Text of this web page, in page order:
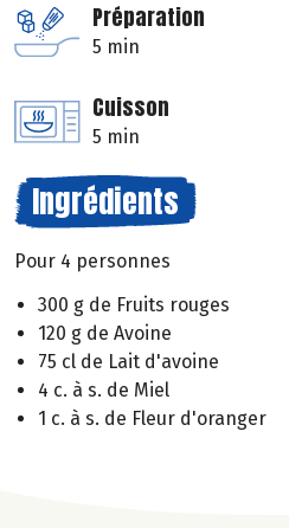
Préparation
5 min
Cuisson
5 min
Ingrédients
Pour 4 personnes
300 g de Fruits rouges
120 g de Avoine
75 cl de Lait d'avoine
4 c. à s. de Miel
1 c. à s. de Fleur d'oranger